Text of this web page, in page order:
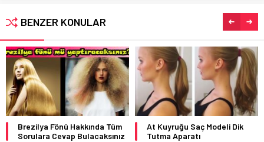
BENZER KONULAR
Brezilya Fönü Hakkında Tüm
Sorulara Cevap Bulacaksınız
At Kuyruğu Saç Modeli Dik
Tutma Aparatı